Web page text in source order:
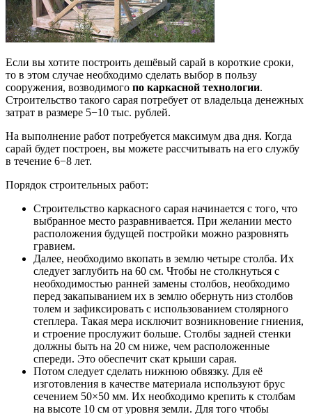
Если вы хотите построить дешёвый сарай в короткие сроки,
то в этом случае необходимо сделать выбор в пользу
сооружения, возводимого по каркасной технологии.
Строительство такого сарая потребует от владельца денежных
затрат в размере 5−10 тыс. рублей.
На выполнение работ потребуется максимум два дня. Когда
сарай будет построен, вы можете рассчитывать на его службу
в течение 6−8 лет.
Порядок строительных работ:
Строительство каркасного сарая начинается с того, что
выбранное место разравнивается. При желании место
расположения будущей постройки можно разровнять
гравием.
Далее, необходимо вкопать в землю четыре столба. Их
следует заглубить на 60 см. Чтобы не столкнуться с
необходимостью ранней замены столбов, необходимо
перед закапыванием их в землю обернуть низ столбов
толем и зафиксировать с использованием столярного
степлера. Такая мера исключит возникновение гниения,
и строение прослужит больше. Столбы задней стенки
должны быть на 20 см ниже, чем расположенные
спереди. Это обеспечит скат крыши сарая.
Потом следует сделать нижнюю обвязку. Для её
изготовления в качестве материала используют брус
сечением 50×50 мм. Их необходимо крепить к столбам
на высоте 10 см от уровня земли. Для того чтобы